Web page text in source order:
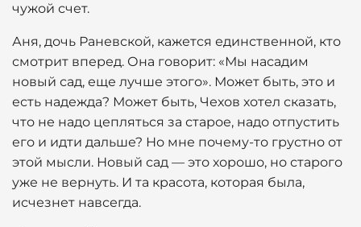
чужой счет.
Аня, дочь Раневской, кажется единственной, кто
смотрит вперед. Она говорит: «Мы насадим
новый сад, еще лучше этого». Может быть, это и
есть надежда? Может быть, Чехов хотел сказать,
что не надо цепляться за старое, надо отпустить
его и идти дальше? Но мне почему-то грустно от
этой мысли. Новый сад — это хорошо, но старого
уже не вернуть. И та красота, которая была,
исчезнет навсегда.